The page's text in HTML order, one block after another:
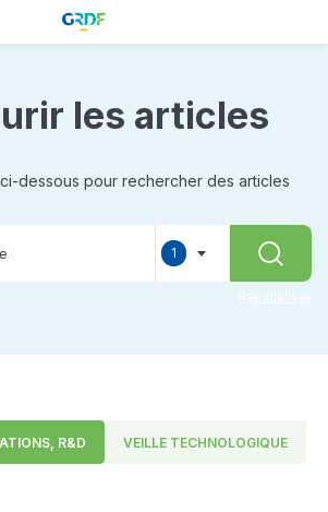
les articles
dessous pour rechercher des articles
1
Réinitialiser
R&D VEILLE TECHNOLOGIQUE